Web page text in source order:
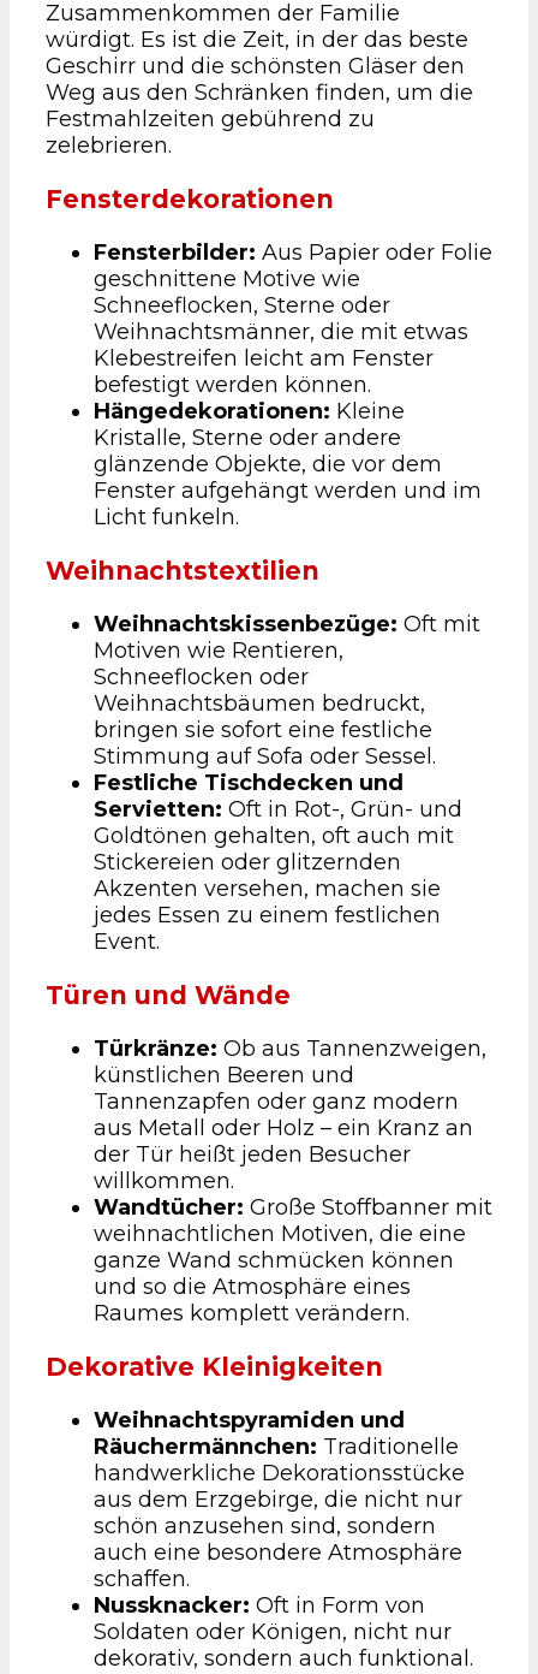
Zusammenkommen der Familie
würdigt. Es ist die Zeit, in der das beste
Geschirr und die schönsten Gläser den
Weg aus den Schränken finden, um die
Festmahlzeiten gebührend zu
zelebrieren.
Fensterdekorationen
Fensterbilder: Aus Papier oder Folie
geschnittene Motive wie
Schneeflocken, Sterne oder
Weihnachtsmänner, die mit etwas
Klebestreifen leicht am Fenster
befestigt werden können.
Hängedekorationen: Kleine
Kristalle, Sterne oder andere
glänzende Objekte, die vor dem
Fenster aufgehängt werden und im
Licht funkeln.
Weihnachtstextilien
Weihnachtskissenbezüge: Oft mit
Motiven wie Rentieren,
Schneeflocken oder
Weihnachtsbäumen bedruckt,
bringen sie sofort eine festliche
Stimmung auf Sofa oder Sessel.
Festliche Tischdecken und
Servietten: Oft in Rot-, Grün- und
Goldtönen gehalten, oft auch mit
Stickereien oder glitzernden
Akzenten versehen, machen sie
jedes Essen zu einem festlichen
Event.
Türen und Wände
Türkränze: Ob aus Tannenzweigen,
künstlichen Beeren und
Tannenzapfen oder ganz modern
aus Metall oder Holz – ein Kranz an
der Tür heißt jeden Besucher
willkommen.
Wandtücher: Große Stoffbanner mit
weihnachtlichen Motiven, die eine
ganze Wand schmücken können
und so die Atmosphäre eines
Raumes komplett verändern.
Dekorative Kleinigkeiten
Weihnachtspyramiden und
Räuchermännchen: Traditionelle
handwerkliche Dekorationsstücke
aus dem Erzgebirge, die nicht nur
schön anzusehen sind, sondern
auch eine besondere Atmosphäre
schaffen.
Nussknacker: Oft in Form von
Soldaten oder Königen, nicht nur
dekorativ, sondern auch funktional.